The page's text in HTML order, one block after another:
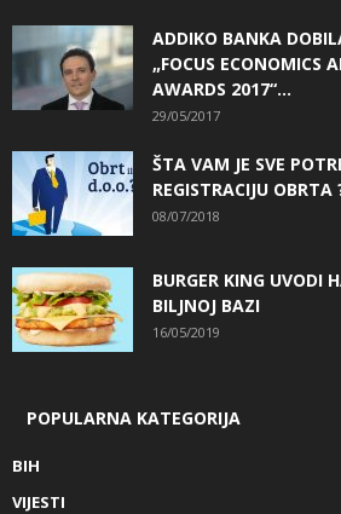
ADDIKO BANKA
„FOCUS ECONOMICS
AWARDS 2017“...
29/05/2017
ŠTA VAM JE SVE
REGISTRACIJU OBRTA
08/07/2018
BURGER KING UVODI
BILJNOJ BAZI
16/05/2019
POPULARNA KATEGORIJA
BIH
VIJESTI